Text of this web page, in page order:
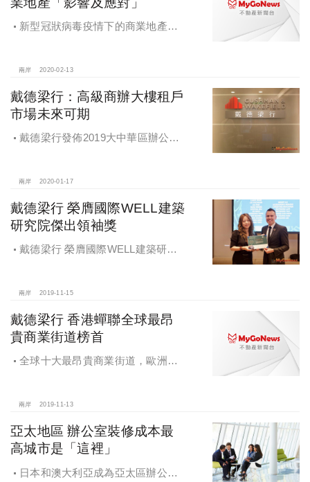
新型冠狀病毒疫情下的商業地產或
響及應對》
兩岸 2020-02-13
戴德梁行：高級商辦大樓租戶
市場未來可期
戴德梁行發佈2019大中華區辦公大
兩岸 2020-01-17
戴德梁行 榮膺國際WELL建築
研究院傑出領袖獎
戴德梁行 榮膺國際WELL建築研究
兩岸 2019-11-15
戴德梁行 香港蟬聯全球最昂
貴商業街道榜首
全球十大最昂貴商業街道，歐洲佔
兩岸 2019-11-13
亞太地區 辦公室裝修成本最
高城市是「這裡」
日本和澳大利亞成為亞太區辦公室